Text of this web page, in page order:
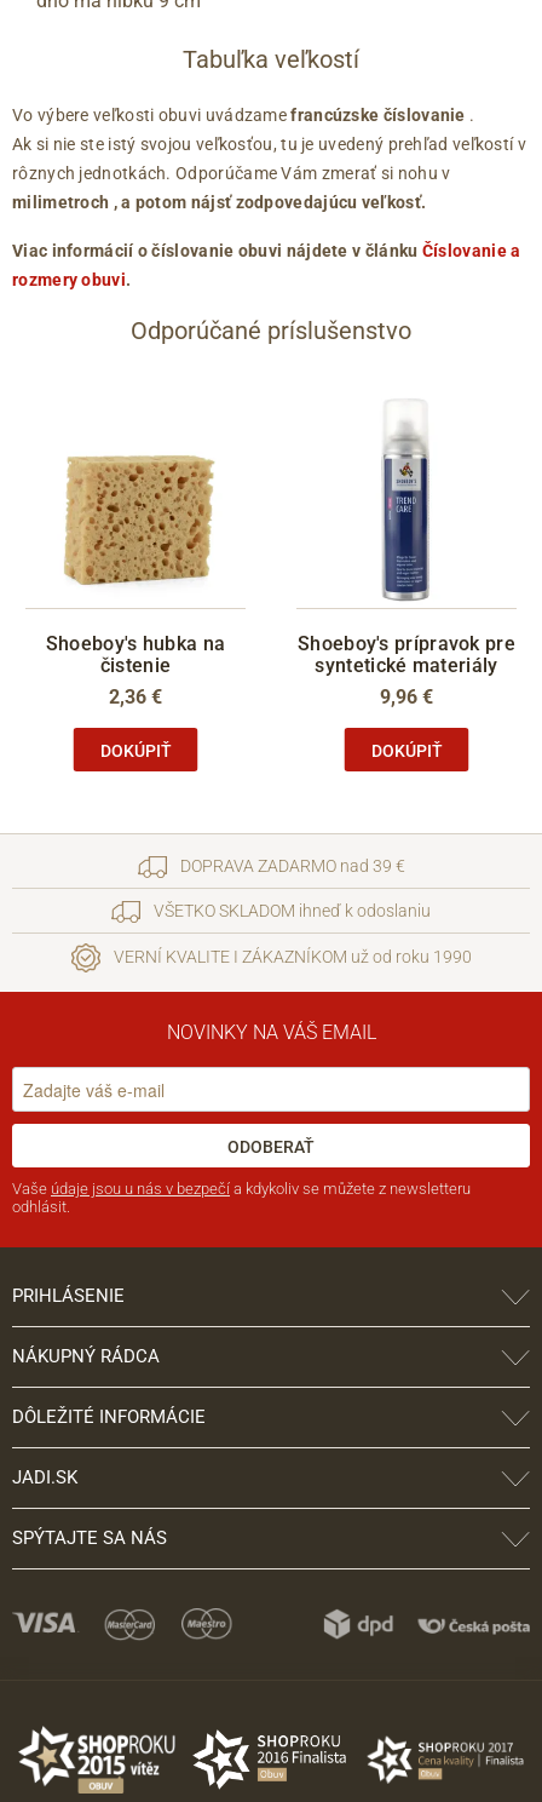
Tabuľka veľkostí
Vo výbere veľkosti obuvi uvádzamefrancúzske číslovanie .
Ak si nie ste istý svojou veľkosťou, tu je uvedený prehľad veľkostí v
rôznych jednotkách. Odporúčame Vám zmerať si nohu v
milimetroch , a potom nájsť zodpovedajúcu veľkosť.
Viac informácií o číslovanie obuvi nájdete v článku Číslovanie a
rozmery obuvi.
Odporúčané príslušenstvo
Shoeboy's hubka na
čistenie
2,36 €
DOKÚPIŤ
Shoeboy's prípravok pre
syntetické materiály
9,96 €
DOKÚPIŤ
DOPRAVA ZADARMO nad 39 €
VŠETKO SKLADOM ihneď k odoslaniu
VERNÍ KVALITE I ZÁKAZNÍKOM už od roku 1990
NOVINKY NA VÁŠ EMAIL
ODOBERAŤ
Vaše údaje jsou u nás v bezpečí a kdykoliv se můžete z newsletteru
odhlásit.
PRIHLÁSENIE
NÁKUPNÝ RÁDCA
DÔLEŽITÉ INFORMÁCIE
JADI.SK
SPÝTAJTE SA NÁS